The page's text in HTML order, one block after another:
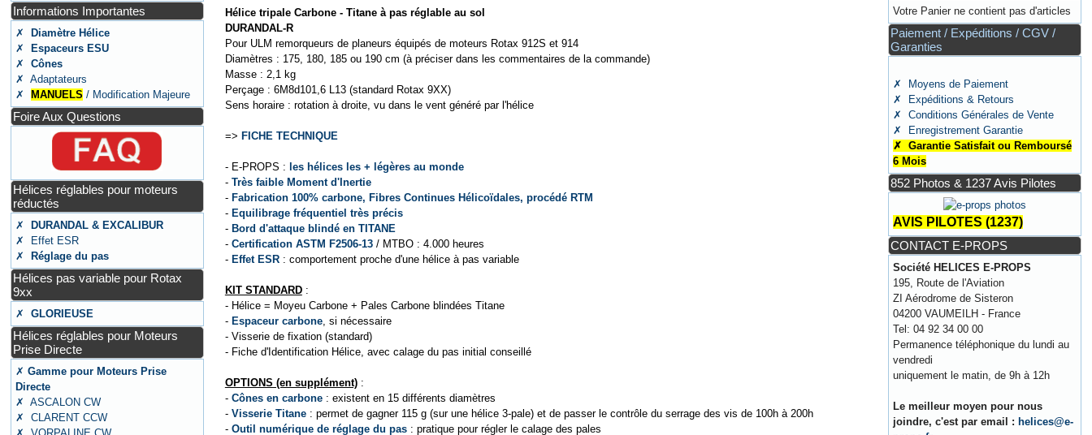
Informations Importantes
✗
Diamètre Hélice
✗
Espaceurs ESU
✗
Cônes
✗ Adaptateurs
✗
MANUELS / Modification Majeure
Foire Aux Questions
Hélices réglables pour moteurs
réductés
✗
DURANDAL & EXCALIBUR
✗ Effet ESR
✗
Réglage du pas
Hélices pas variable pour Rotax
9xx
✗GLORIEUSE
Hélices réglables pour Moteurs
Prise Directe
✗Gamme pour Moteurs Prise
Directe
✗ ASCALON CW
✗ CLARENT CCW
Hélice tripale Carbone - Titane à pas réglable au sol
DURANDAL-R
Pour ULM remorqueurs de planeurs équipés de moteurs Rotax 912S et 914
Diamètres : 175, 180, 185 ou 190 cm (à préciser dans les commentaires de la commande)
Masse : 2,1 kg
Perçage : 6M8d101,6 L13 (standard Rotax 9XX)
Sens horaire : rotation à droite, vu dans le vent généré par l'hélice
=> FICHE TECHNIQUE
- E-PROPS : les hélices les + légères au monde
- Très faible Moment d'Inertie
- Fabrication 100% carbone, Fibres Continues Hélicoïdales, procédé RTM
- Equilibrage fréquentiel très précis
- Bord d'attaque blindé en TITANE
- Certification ASTM F2506-13/ MTBO : 4.000 heures
- Effet ESR: comportement proche d'une hélice à pas variable
KIT STANDARD:
- Hélice = Moyeu Carbone + Pales Carbone blindées Titane
- Espaceur carbone, si nécessaire
- Visserie de fixation (standard)
- Fiche d'Identification Hélice, avec calage du pas initial conseillé
OPTIONS (en supplément):
- Cônes en carbone: existent en 15 différents diamètres
- Visserie Titane: permet de gagner 115 g (sur une hélice 3-pale) et de passer le contrôle du serrage des vis de 100h à 200h
- Outil numérique de réglage du pas: pratique pour régler le calage des pales
Votre Panier ne contient pas d'articles
Paiement / Expéditions / CGV /
Garanties
✗ Moyens de Paiement
✗ Expéditions & Retours
✗ Conditions Générales de Vente
✗ Enregistrement Garantie
✗ Garantie Satisfait ou Remboursé
6 Mois
852 Photos & 1237 Avis Pilotes
AVIS PILOTES (1237)
CONTACT E-PROPS
Société HELICES E-PROPS
195, Route de l'Aviation
ZI Aérodrome de Sisteron
04200 VAUMEILH - France
Tel: 04 92 34 00 00
Permanence téléphonique du lundi au
vendredi
uniquement le matin, de 9h à 12h
Le meilleur moyen pour nous
joindre, c'est par email : helices@e-